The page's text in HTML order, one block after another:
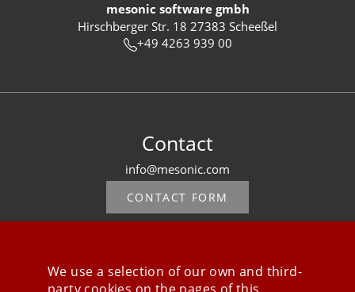
mesonic software gmbh
Hirschberger Str. 18 27383 Scheeßel
+49 4263 939 00
Contact
info@mesonic.com
CONTACT FORM
We use a selection of our own and third-